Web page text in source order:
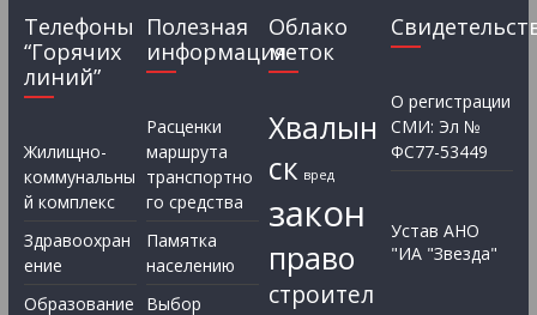
Телефоны
“Горячих
линий”
Жилищно-
коммунальны
й комплекс
Здравоохран
ение
Образование
Полезная
информация
Расценки
маршрута
транспортно
го средства
Памятка
населению
Выбор
Облако
меток
Хвалын
ск вред
закон
право
строител
О регистрации
СМИ: Эл №
ФС77-53449
Устав АНО
"ИА "Звезда"